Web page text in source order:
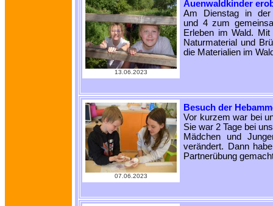
13.06.2023
Auenwaldkinder
Am Dienstag in
und 4 zum
Erleben im Wald.
Naturmaterial und
die Materialien im
07.06.2023
Besuch der
Vor kurzem war bei
Sie war 2 Tage bei
Mädchen und
verändert. Dann
Partnerübung